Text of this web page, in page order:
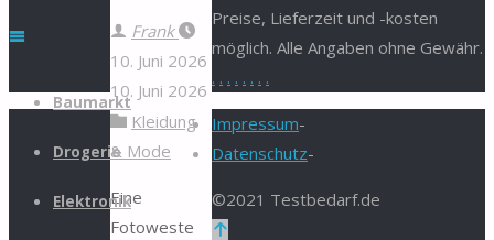
Zum
springen
Baumarkt
Drogerie
Elektronik
Frank
10. Juni 2026
10. Juni 2026
Kleidung
& Mode
Eine
Fotoweste
Preise, Lieferzeit und -kosten
möglich. Alle Angaben ohne Gewähr.
. . . . . . . .
Impressum-
Datenschutz-
©2021 Testbedarf.de
Zurück